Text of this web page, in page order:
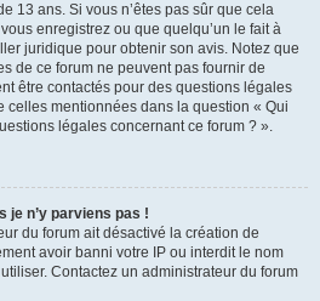
13 ans. Si vous n’êtes pas sûr que cela
enregistrez ou que quelqu’un le fait à
juridique pour obtenir son avis. Notez que
de ce forum ne peuvent pas fournir de
être contactés pour des questions légales
celles mentionnées dans la question « Qui
légales concernant ce forum ? ».
je n’y parviens pas !
du forum ait désactivé la création de
avoir banni votre IP ou interdit le nom
Contactez un administrateur du forum